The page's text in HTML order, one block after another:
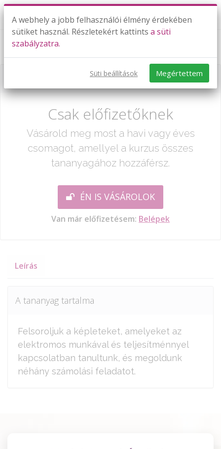
Elektromos munka - Gyakorlás
Már csak egy lépés:
Csak előfizetőknek
Vásárold meg most a havi vagy éves
csomagot, amellyel a kurzus összes
tananyagához hozzáférsz.
ÉN IS VÁSÁROLOK
Van már előfizetésem: Belépek
Leírás
A tananyag tartalma
Felsoroljuk a képleteket, amelyeket az
elektromos munkával és teljesítménnyel
kapcsolatban tanultunk, és megoldunk
néhány számolási feladatot.
A webhely a jobb felhasználói élmény érdekében
sütiket használ. Részletekért kattints a süti
szabályzatra.
Süti beállítások Megértettem